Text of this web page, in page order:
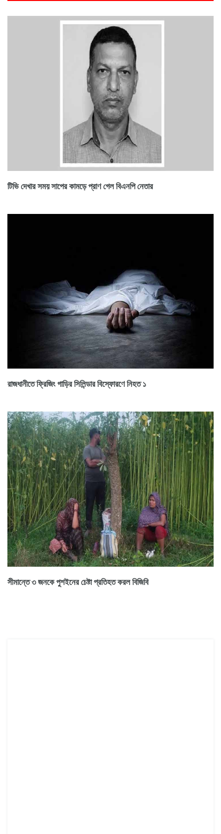
টিভি দেখার সময় সাপের কামড়ে প্রাণ গেল বিএনপি নেতার
রাজধানীতে ফ্রিজিং গাড়ির সিলিন্ডার বিস্ফোরণে নিহত ১
সীমান্তে ৩ জনকে পুশইনের চেষ্টা প্রতিহত করল বিজিবি